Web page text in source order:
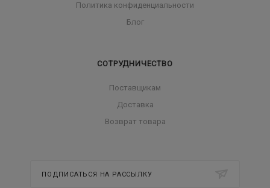
Политика конфиденциальности
Блог
СОТРУДНИЧЕСТВО
Поставщикам
Доставка
Возврат товара
ПОДПИСАТЬСЯ НА РАССЫЛКУ